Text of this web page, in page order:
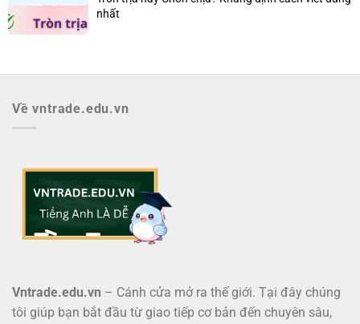
nhất
Về vntrade.edu.vn
Vntrade.edu.vn – Cánh cửa mở ra thế giới. Tại đây chúng
tôi giúp bạn bắt đầu từ giao tiếp cơ bản đến chuyên sâu,